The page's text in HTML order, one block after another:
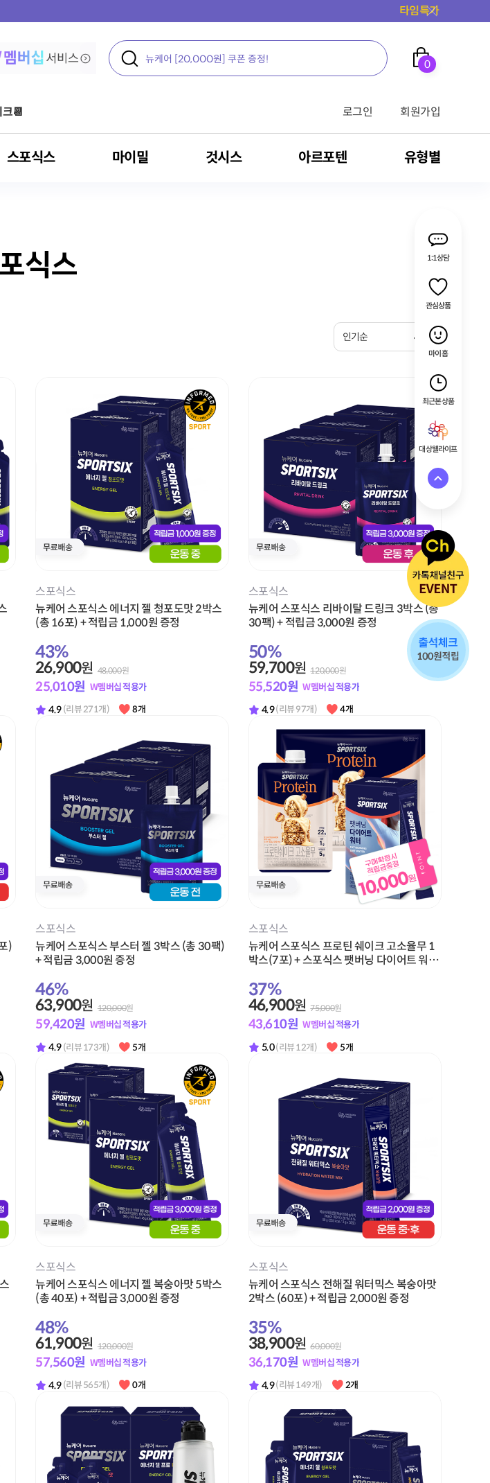
0
📆 로그인 회원가입
스포식스 마이밀
용 제품
것시스 아르포텐 유형별
식스
인기순
스포식스
뉴케어 스포식스 에너지 젤 청포도맛 2박스
(총 16포) + 적립금 1,000원 증정
43%
26,900원 48,000원
25,010원 W멤버십 적용가
4.9 (리뷰 271개) 8개
스포식스
뉴케어 스포식스 리바이탈 드링크 3박스 (총
30팩) + 적립금 3,000원 증정
50%
59,700원 120,000원
55,520원 W멤버십 적용가
4.9(리뷰 97개) 4개
)
스포식스
뉴케어 스포식스 부스터 젤 3박스 (총 30팩)
+ 적립금 3,000원 증정
46%
63,900원 120,000원
59,420원 W멤버십 적용가
4.9 (리뷰 173개) 5개
스포식스
뉴케어 스포식스 프로틴 쉐이크 고소율무 1
박스(7포) + 스포식스 팻버닝 다이어트 워터
37%
46,900원 75,000원
43,610원 W멤버십 적용가
5.0(리뷰 12개) 5개
스포식스
뉴케어 스포식스 에너지 젤 복숭아맛 5박스
(총 40포) + 적립금 3,000원 증정
48%
61,900원 120,000원
57,560원 W멤버십 적용가
4.9 (리뷰 565개) 0개
스포식스
뉴케어 스포식스 전해질 워터믹스 복숭아맛
2박스 (60포) + 적립금 2,000원 증정
35%
38,900원 60,000원
36,170원 W멤버십 적용가
4.9(리뷰 149개) 2개
1:1상담
관심상품
마이홈
최근 본 상품
대상웰라이프